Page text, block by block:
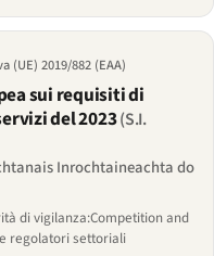
(UE) 2019/882 (EAA)
sui requisiti di
del 2023(S.I.
Inrochtaineachta do
di vigilanza:Competition and
regolatori settoriali